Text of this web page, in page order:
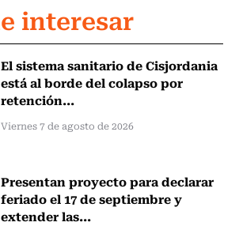
interesar
El sistema sanitario de Cisjordania
está al borde del colapso por
retención...
Viernes 7 de agosto de 2026
Presentan proyecto para declarar
feriado el 17 de septiembre y
extender las...